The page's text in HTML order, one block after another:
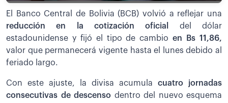
El Banco Central de Bolivia (BCB) volvió a reflejar una
reducción en la cotización oficial
del dólar
estadounidense y fijó el tipo de cambio en Bs 11,86,
valor que permanecerá vigente hasta el lunes debido al
feriado largo.
Con este ajuste, la divisa acumula cuatro jornadas
consecutivas de descenso dentro del nuevo esquema